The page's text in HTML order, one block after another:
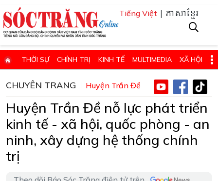
Tiếng Việt | ភាសាខ្មែរ
THỜI SỰ CHÍNH TRỊ KINH TẾ MULTIMEDIA XÃ HỘI
GIÁO DỤC - KHOA HỌC & CÔNG NGHỆ
QUỐC PHÒNG - AN NINH QUỐC TẾ SỨC KHỎE VÀ ĐỜI SỐNG
VĂN HÓA - THỂ THAO - DU LỊCH CHUYÊN ĐỀ
ĐIỂM BÁO - TIN VẮN ĐỊA PHƯƠNG THÔNG TIN CẦN BIẾT
THÔNG BÁO - QUẢNG CÁO
CHUYÊN TRANG Huyện Trần Đề
Huyện Trần Đề nỗ lực phát triển
kinh tế - xã hội, quốc phòng - an
ninh, xây dựng hệ thống chính
trị